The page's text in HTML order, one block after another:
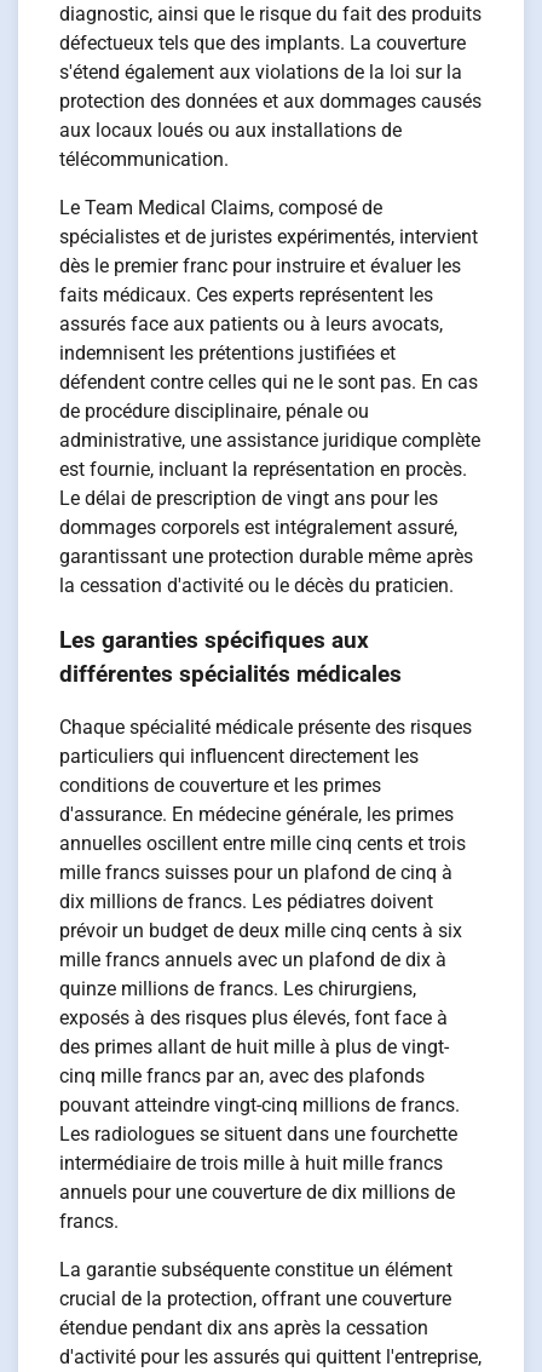
diagnostic, ainsi que le risque du fait des produits
défectueux tels que des implants. La couverture
s'étend également aux violations de la loi sur la
protection des données et aux dommages causés
aux locaux loués ou aux installations de
télécommunication.
Le Team Medical Claims, composé de
spécialistes et de juristes expérimentés, intervient
dès le premier franc pour instruire et évaluer les
faits médicaux. Ces experts représentent les
assurés face aux patients ou à leurs avocats,
indemnisent les prétentions justifiées et
défendent contre celles qui ne le sont pas. En cas
de procédure disciplinaire, pénale ou
administrative, une assistance juridique complète
est fournie, incluant la représentation en procès.
Le délai de prescription de vingt ans pour les
dommages corporels est intégralement assuré,
garantissant une protection durable même après
la cessation d'activité ou le décès du praticien.
Les garanties spécifiques aux
différentes spécialités médicales
Chaque spécialité médicale présente des risques
particuliers qui influencent directement les
conditions de couverture et les primes
d'assurance. En médecine générale, les primes
annuelles oscillent entre mille cinq cents et trois
mille francs suisses pour un plafond de cinq à
dix millions de francs. Les pédiatres doivent
prévoir un budget de deux mille cinq cents à six
mille francs annuels avec un plafond de dix à
quinze millions de francs. Les chirurgiens,
exposés à des risques plus élevés, font face à
des primes allant de huit mille à plus de vingt-
cinq mille francs par an, avec des plafonds
pouvant atteindre vingt-cinq millions de francs.
Les radiologues se situent dans une fourchette
intermédiaire de trois mille à huit mille francs
annuels pour une couverture de dix millions de
francs.
La garantie subséquente constitue un élément
crucial de la protection, offrant une couverture
étendue pendant dix ans après la cessation
d'activité pour les assurés qui quittent l'entreprise,